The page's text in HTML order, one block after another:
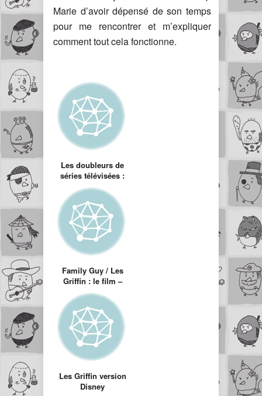
Marie d’avoir dépensé de son temps
pour me rencontrer et m’expliquer
comment tout cela fonctionne.
Les doubleurs de
séries télévisées :
Family Guy / Les
Family Guy / Les
Griffin : le film –
Something
Something
Something
Darkside
Les Griffin version
Disney